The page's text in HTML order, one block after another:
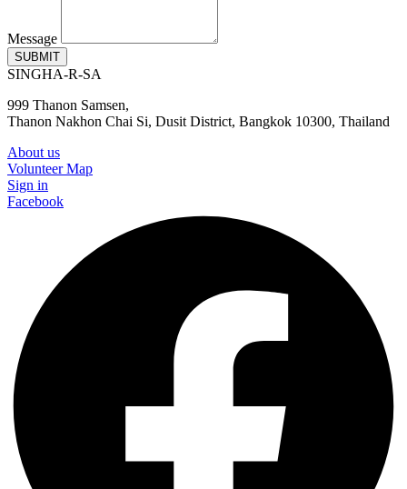
Message
SUBMIT
SINGHA-R-SA
999 Thanon Samsen,
Thanon Nakhon Chai Si, Dusit District, Bangkok 10300, Thailand
About us
Volunteer Map
Sign in
Facebook